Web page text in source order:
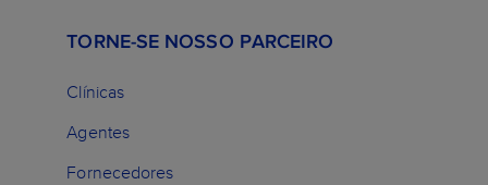
TORNE-SE NOSSO PARCEIRO
Clínicas
Agentes
Fornecedores